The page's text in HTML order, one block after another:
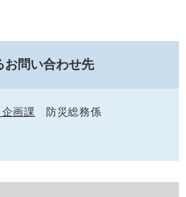
お問い合わせ先
画課 防災総務係